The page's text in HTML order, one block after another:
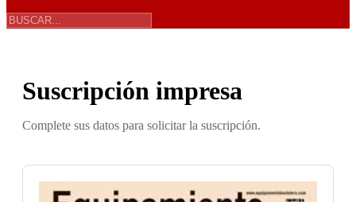
Suscripción impresa
Complete sus datos para solicitar la suscripción.